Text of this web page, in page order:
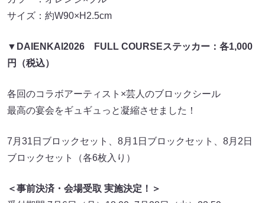
サイズ：約W90×H2.5cm
▼DAIENKAI2026 FULL COURSEステッカー：各1,000
円（税込）
各回のコラボアーティスト×芸人のブロックシール
最高の宴会をギュギュっと凝縮させました！
7月31日ブロックセット、8月1日ブロックセット、8月2日
ブロックセット（各6枚入り）
＜事前決済・会場受取 実施決定！＞